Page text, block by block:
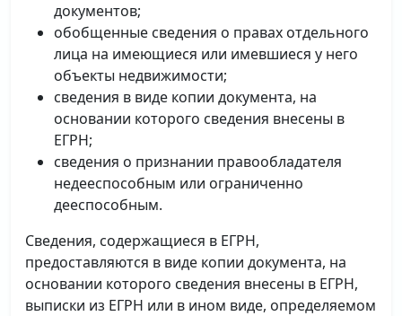
документов;
обобщенные сведения о правах отдельного
лица на имеющиеся или имевшиеся у него
объекты недвижимости;
сведения в виде копии документа, на
основании которого сведения внесены в
ЕГРН;
сведения о признании правообладателя
недееспособным или ограниченно
дееспособным.
Сведения, содержащиеся в ЕГРН,
предоставляются в виде копии документа, на
основании которого сведения внесены в ЕГРН,
выписки из ЕГРН или в ином виде, определяемом